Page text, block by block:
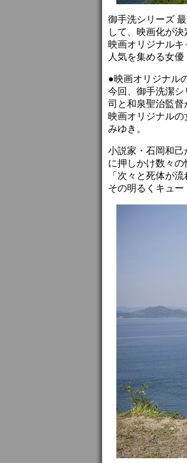
御手洗シリーズ
して、映画化が
映画オリジナル
人気を集める女
●映画オリジナル
今回、御手洗潔
司と和泉聖治監督
映画オリジナルの
みゆき。
小説家・石岡和
に押しかけ数々の
「次々と死体が
その明るくキュー